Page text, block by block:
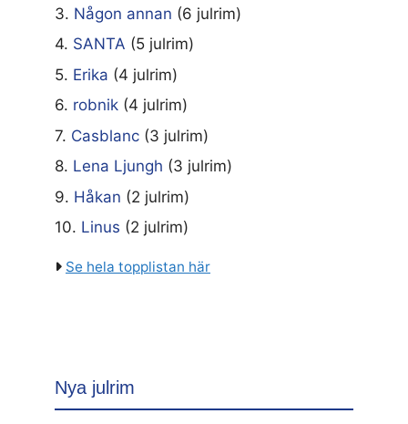
3. Någon annan (6 julrim)
4. SANTA (5 julrim)
5. Erika (4 julrim)
6. robnik (4 julrim)
7. Casblanc (3 julrim)
8. Lena Ljungh (3 julrim)
9. Håkan (2 julrim)
10. Linus (2 julrim)
Se hela topplistan här
Nya julrim